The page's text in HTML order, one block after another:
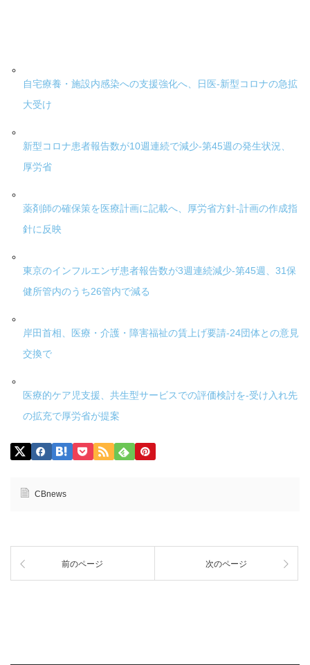
自宅療養・施設内感染への支援強化へ、日医-新型コロナの急拡
大受け
新型コロナ患者報告数が10週連続で減少-第45週の発生状況、
厚労省
薬剤師の確保策を医療計画に記載へ、厚労省方針-計画の作成指
針に反映
東京のインフルエンザ患者報告数が3週連続減少-第45週、31保
健所管内のうち26管内で減る
岸田首相、医療・介護・障害福祉の賃上げ要請-24団体との意見
交換で
医療的ケア児支援、共生型サービスでの評価検討を-受け入れ先
の拡充で厚労省が提案
CBnews
前のページ 次のページ